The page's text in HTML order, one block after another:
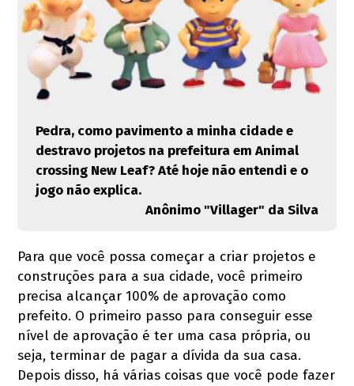
Pedra, como pavimento a minha cidade e
destravo projetos na prefeitura em Animal
crossing New Leaf? Até hoje não entendi e o
jogo não explica.
Anônimo "Villager" da Silva
Para que você possa começar a criar projetos e
construções para a sua cidade, você primeiro
precisa alcançar 100% de aprovação como
prefeito. O primeiro passo para conseguir esse
nível de aprovação é ter uma casa própria, ou
seja, terminar de pagar a dívida da sua casa.
Depois disso, há várias coisas que você pode fazer